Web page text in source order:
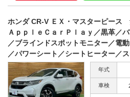
ホンダ CR-V ＥＸ・マスターピース
ＡｐｐｌｅＣａｒＰｌａｙ／黒革／
／ブラインドスポットモニター／電
／パワーシート／シートヒーター／
年式
車検